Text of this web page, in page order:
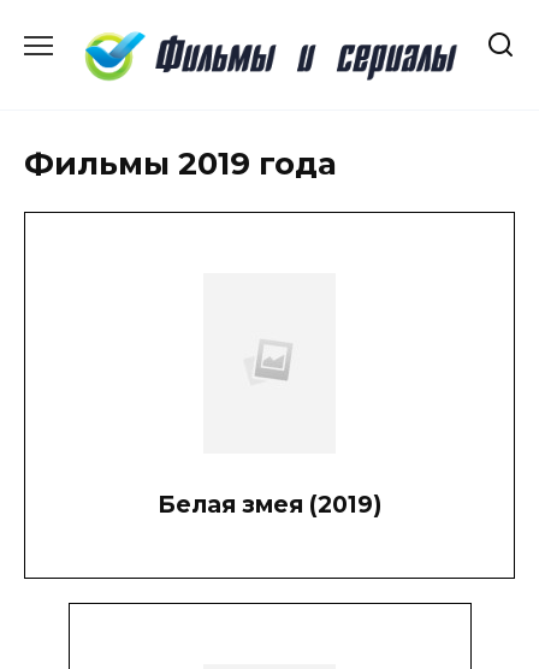
содержанию
Фильмы 2019 года
Белая змея (2019)